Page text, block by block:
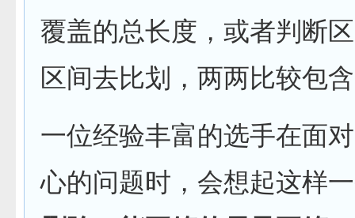
覆盖的总长度，或者判断
区间去比划，两两比较包
一位经验丰富的选手在面
心的问题时，会想起这样